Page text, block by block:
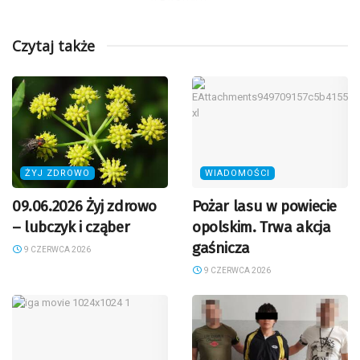
Czytaj także
ŻYJ ZDROWO
09.06.2026 Żyj zdrowo
– lubczyk i cząber
9 CZERWCA 2026
WIADOMOŚCI
Pożar lasu w powiecie
opolskim. Trwa akcja
gaśnicza
9 CZERWCA 2026